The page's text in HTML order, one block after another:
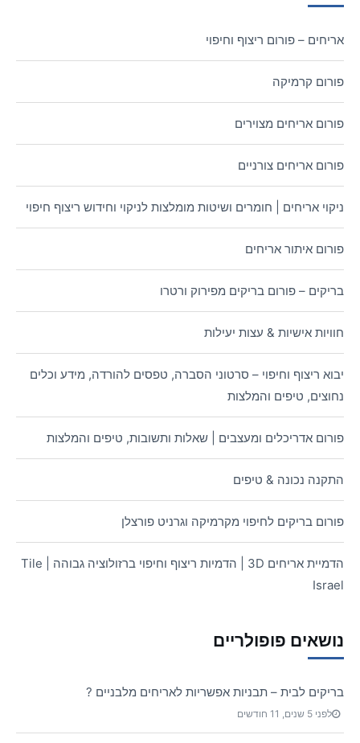
אריחים – פורום ריצוף וחיפוי
פורום קרמיקה
פורום אריחים מצוירים
פורום אריחים צורניים
ניקוי אריחים | חומרים ושיטות מומלצות לניקוי וחידוש ריצוף חיפוי
פורום איתור אריחים
בריקים – פורום בריקים מפירוק ורטרו
חוויות אישיות & עצות יעילות
יבוא ריצוף וחיפוי – סרטוני הסברה, טפסים להורדה, מידע וכלים
נחוצים, טיפים והמלצות
פורום אדריכלים ומעצבים | שאלות ותשובות, טיפים והמלצות
התקנה נכונה & טיפים
פורום בריקים לחיפוי מקרמיקה וגרניט פורצלן
הדמיית אריחים 3D | הדמיות ריצוף וחיפוי ברזולוציה גבוהה | Tile
Israel
נושאים פופולריים
בריקים לבית – תבניות אפשריות לאריחים מלבניים ?
לפני 5 שנים, 11 חודשים